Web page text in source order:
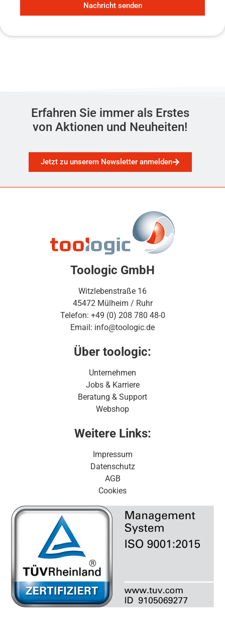
Nachricht senden
Erfahren Sie immer als Erstes
von Aktionen und Neuheiten!
Jetzt zu unserem Newsletter anmelden
Toologic GmbH
Witzlebenstraße 16
45472 Mülheim / Ruhr
Telefon: +49 (0) 208 780 48-0
Email: info@toologic.de
Über toologic:
Unternehmen
Jobs & Karriere
Beratung & Support
Webshop
Weitere Links:
Impressum
Datenschutz
AGB
Cookies